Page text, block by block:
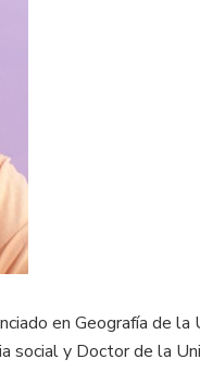
en Geografía de
social y Doctor de la